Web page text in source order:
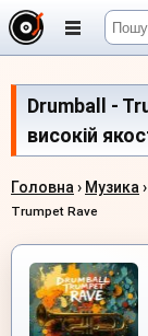
Drumball -
високій
Головна › Музика ›
Trumpet Rave